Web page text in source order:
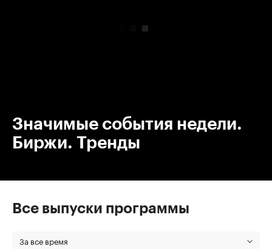
Значимые события недели.
Биржи. Тренды
Все выпуски программы
За все время